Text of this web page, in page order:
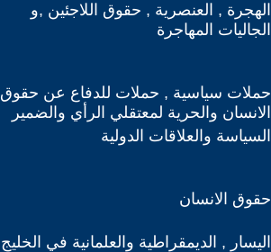
الهجرة , العنصرية , حقوق اللاجئين ,و
الجاليات المهاجرة
حملات سياسية , حملات للدفاع عن حقوق
الانسان والحرية لمعتقلي الرأي والضمير
السياسة والعلاقات الدولية
حقوق الانسان
اليسار , الديمقراطية والعلمانية في الخليج